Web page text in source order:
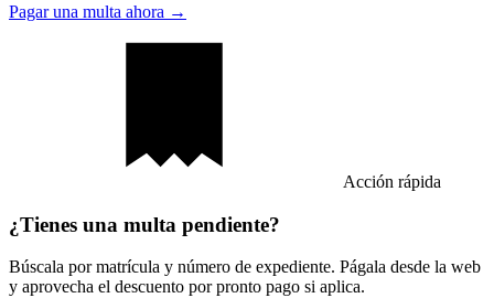
Pagar una multa ahora →
Acción rápida
¿Tienes una multa pendiente?
Búscala por matrícula y número de expediente. Págala desde la web
y aprovecha el descuento por pronto pago si aplica.